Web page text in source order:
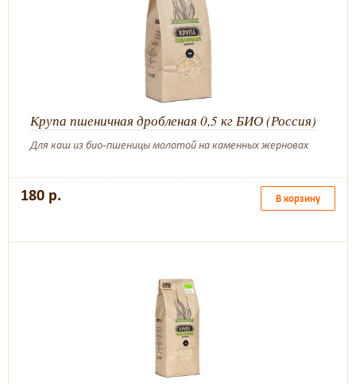
Крупа пшеничная дробленая 0,5 кг БИО (Россия)
Для каш из био-пшеницы молотой на каменных жерновах
180 р. В корзину